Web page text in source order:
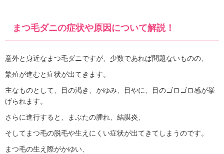
まつ毛ダニの症状や原因について解説！
意外と身近なまつ毛ダニですが、少数であれば問題ないものの、
繁殖が進むと症状が出てきます。
主なものとして、目の渇き、かゆみ、目やに、目のゴロゴロ感が挙
げられます。
さらに進行すると、まぶたの腫れ、結膜炎、
そしてまつ毛の脱毛や生えにくい症状が出てきてしまうのです。
まつ毛の生え際がかゆい、